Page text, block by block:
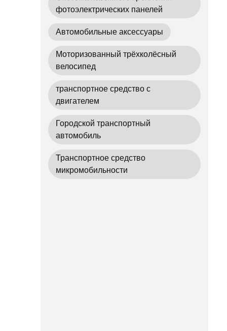
фотоэлектрических панелей
Автомобильные аксессуары
Моторизованный трёхколёсный
велосипед
транспортное средство с
двигателем
Городской транспортный
автомобиль
Транспортное средство
микромобильности